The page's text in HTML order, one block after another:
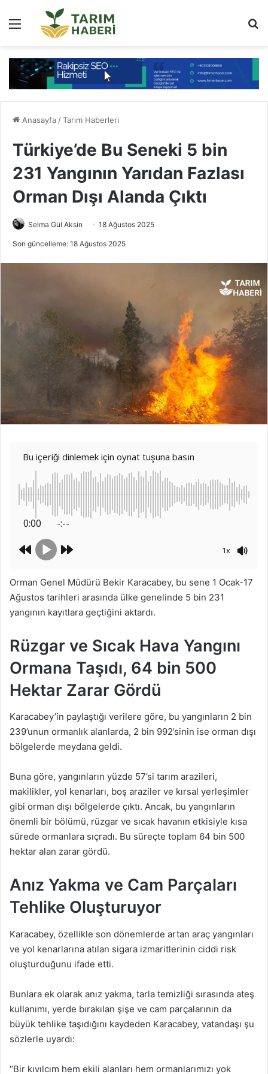
Menü
Anasayfa/Tarım Haberleri
Türkiye’de Bu Seneki 5 bin
231 Yangının Yarıdan Fazlası
Orman Dışı Alanda Çıktı
Selma Gül Aksin 18 Ağustos 2025
Son güncelleme: 18 Ağustos 2025
Bu içeriği dinlemek için oynat tuşuna basın
0:00 -:--
1x
Orman Genel Müdürü Bekir Karacabey, bu sene 1 Ocak-17
Ağustos tarihleri arasında ülke genelinde 5 bin 231
yangının kayıtlara geçtiğini aktardı.
Rüzgar ve Sıcak Hava Yangını
Ormana Taşıdı, 64 bin 500
Hektar Zarar Gördü
Karacabey’in paylaştığı verilere göre, bu yangınların 2 bin
239’unun ormanlık alanlarda, 2 bin 992’sinin ise orman dışı
bölgelerde meydana geldi.
Buna göre, yangınların yüzde 57’si tarım arazileri,
makilikler, yol kenarları, boş araziler ve kırsal yerleşimler
gibi orman dışı bölgelerde çıktı. Ancak, bu yangınların
önemli bir bölümü, rüzgar ve sıcak havanın etkisiyle kısa
sürede ormanlara sıçradı. Bu süreçte toplam 64 bin 500
hektar alan zarar gördü.
Anız Yakma ve Cam Parçaları
Tehlike Oluşturuyor
Karacabey, özellikle son dönemlerde artan araç yangınları
ve yol kenarlarına atılan sigara izmaritlerinin ciddi risk
oluşturduğunu ifade etti.
Bunlara ek olarak anız yakma, tarla temizliği sırasında ateş
kullanımı, yerde bırakılan şişe ve cam parçalarının da
büyük tehlike taşıdığını kaydeden Karacabey, vatandaşı şu
sözlerle uyardı:
“Bir kıvılcım hem ekili alanları hem ormanlarımızı yok